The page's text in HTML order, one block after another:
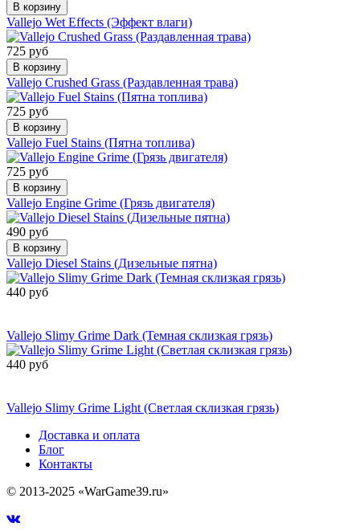
В корзину
Vallejo Wet Effects (Эффект влаги)
725 руб
В корзину
Vallejo Crushed Grass (Раздавленная трава)
725 руб
В корзину
Vallejo Fuel Stains (Пятна топлива)
725 руб
В корзину
Vallejo Engine Grime (Грязь двигателя)
490 руб
В корзину
Vallejo Diesel Stains (Дизельные пятна)
440 руб
Vallejo Slimy Grime Dark (Темная склизкая грязь)
440 руб
Vallejo Slimy Grime Light (Светлая склизкая грязь)
Доставка и оплата
Блог
Контакты
© 2013-2025 «WarGame39.ru»